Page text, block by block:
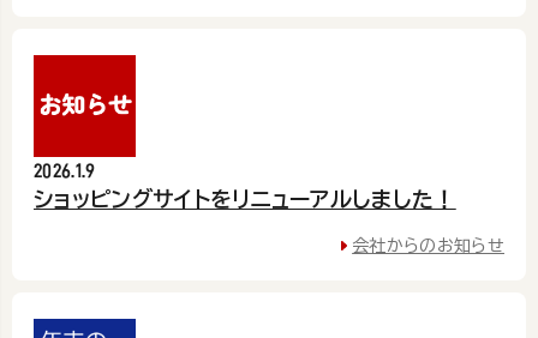
2026.1.9
ショッピングサイトをリニューアルしました！
会社からのお知らせ